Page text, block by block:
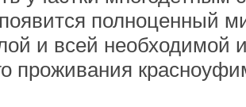
появится полноценный
и всей необходимой
проживания